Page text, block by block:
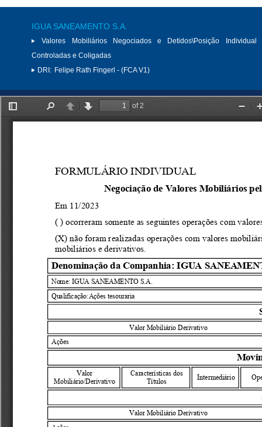
IGUA SANEAMENTO S.A.
Valores Mobiliários Negociados e Detidos\Posição
Controladas e Coligadas
DRI: Felipe Rath Fingerl - (FCA V1)